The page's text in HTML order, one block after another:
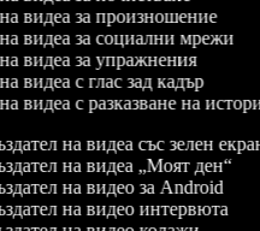
на видеа за произношение
на видеа за социални мрежи
на видеа за упражнения
видеа с глас зад кадър
на видеа с разказване на
на видеа със зелен екран
на видеа „Моят ден“
на видео за Android
на видео интервюта